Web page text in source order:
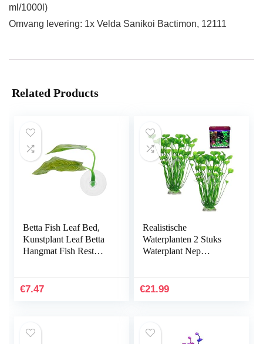
ml/1000l)
Omvang levering: 1x Velda Sanikoi Bactimon, 12111
Related Products
Betta Fish Leaf Bed,
Kunstplant Leaf Betta
Hangmat Fish Rest
€7.47
Realistische
Waterplanten 2 Stuks
Waterplant Nep
Kunstmatige
€21.99